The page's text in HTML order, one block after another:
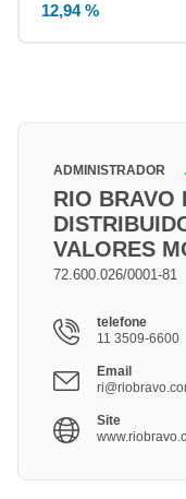
12,94 %
ADMINISTRADOR
RIO BRAVO
VALORES
72.600.026/0001-81
telefone
11 3509-6600
Email
Site